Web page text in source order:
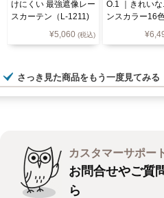
けにくい 最強遮像レー
スカーテン（L-1211)
¥5,060 (税込)
O.1 ｜きれい
ンスカラー16
¥
さっき見た商品をもう一度見てみる
カスタマーサポー
お問合せやご質
ら